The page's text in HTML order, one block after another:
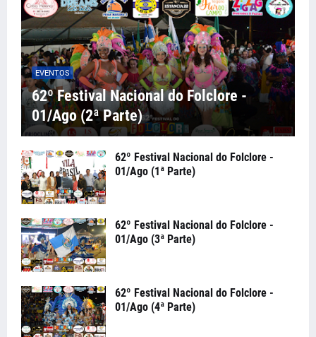
EVENTOS
62º Festival Nacional do Folclore -
01/Ago (2ª Parte)
62º Festival Nacional do Folclore -
01/Ago (1ª Parte)
62º Festival Nacional do Folclore -
01/Ago (3ª Parte)
62º Festival Nacional do Folclore -
01/Ago (4ª Parte)